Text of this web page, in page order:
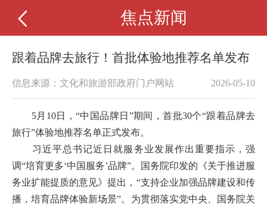
焦点新闻
跟着品牌去旅行！首批体验地推荐名单发布
信息来源：文化和旅游部政府门户网站 2026-05-10
5月10日，“中国品牌日”期间，首批30个“跟着品牌去
旅行”体验地推荐名单正式发布。
习近平总书记近日就服务业发展作出重要指示，强
调“培育更多‘中国服务’品牌”。国务院印发的《关于推进服
务业扩能提质的意见》提出，“支持企业加强品牌建设和传
播，培育品牌体验新场景”。为贯彻落实党中央、国务院关